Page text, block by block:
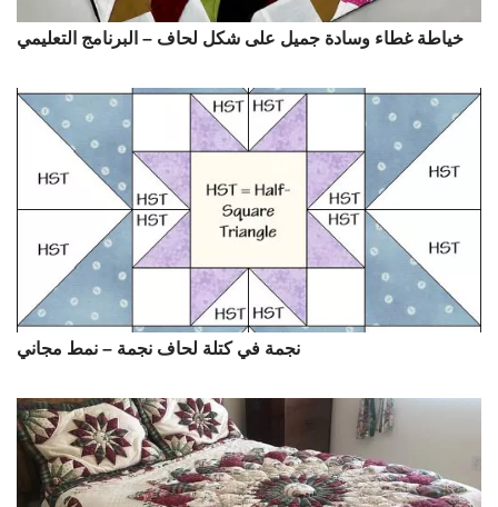
خياطة غطاء وسادة جميل على شكل لحاف – البرنامج التعليمي
نجمة في كتلة لحاف نجمة – نمط مجاني